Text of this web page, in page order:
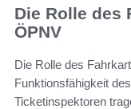
Die Rolle des
ÖPNV
Die Rolle des
Funktionsfähigkeit
Ticketinspektoren